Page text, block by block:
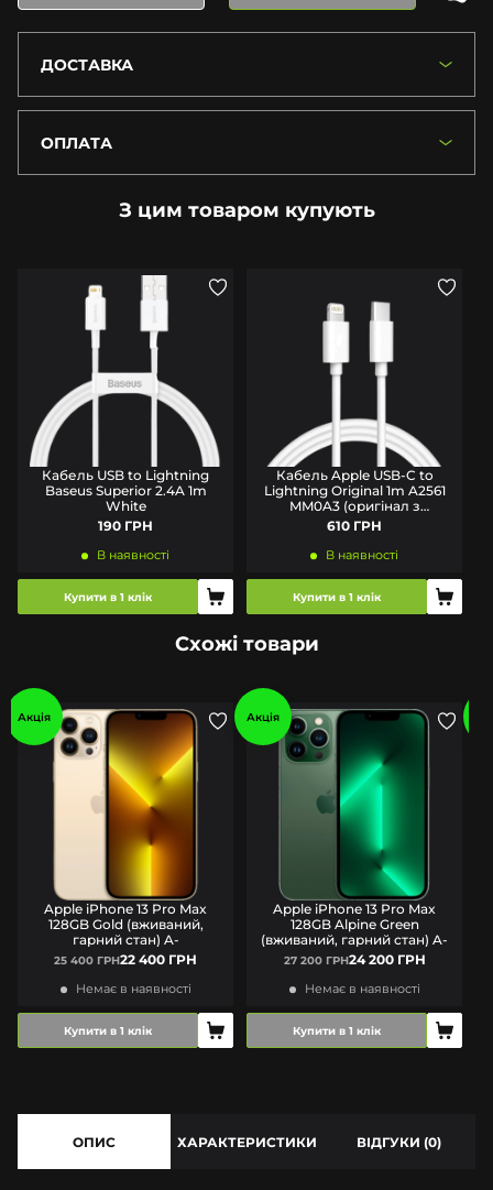
ДОСТАВКА
ОПЛАТА
З цим товаром купують
Кабель USB to Lightning
Baseus Superior 2.4A 1m
White
190 ГРН
В наявності
Купити в 1 клік
Кабель Apple USB-C to
Lightning Original 1m A2561
MM0A3 (оригінал з
комплекту)
610 ГРН
В наявності
Купити в 1 клік
Схожі товари
Акція
Apple iPhone 13 Pro Max
128GB Gold (вживаний,
гарний стан) A-
25 400 ГРН22 400 ГРН
Немає в наявності
Купити в 1 клік
Акція
Apple iPhone 13 Pro Max
128GB Alpine Green
(вживаний, гарний стан) A-
27 200 ГРН24 200 ГРН
Немає в наявності
Купити в 1 клік
ОПИС ХАРАКТЕРИСТИКИ ВІДГУКИ (0)